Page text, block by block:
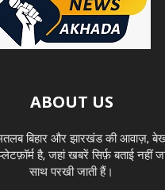
ABOUT US
बिहार और झारखंड की आवाज़,
है, जहां खबरें सिर्फ़ बताई नहीं
साथ परखी जाती हैं।